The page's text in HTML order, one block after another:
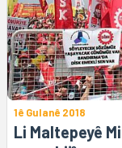
1ê Gulanê 2018
Li Maltepeyê